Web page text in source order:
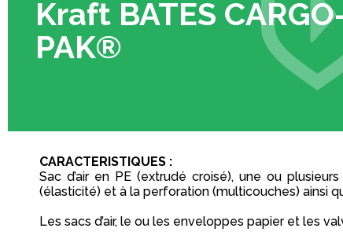
Kraft BATES
PAK®
CARACTERISTIQUES :
Sac d’air en PE (extrudé croisé), une ou
(élasticité) et à la perforation (multicouches) ainsi
Les sacs d’air, le ou les enveloppes papier et les